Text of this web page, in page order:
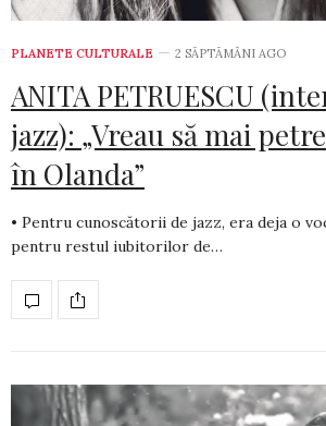
PLANETE CULTURALE 2 SĂPTĂMÂNI AGO
ANITA PETRUESCU
jazz): „Vreau să mai
în Olanda”
• Pentru cunoscătorii de jazz, era deja o
pentru restul iubitorilor de…